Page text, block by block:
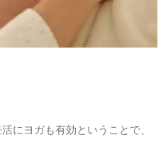
にヨガも有効ということで、